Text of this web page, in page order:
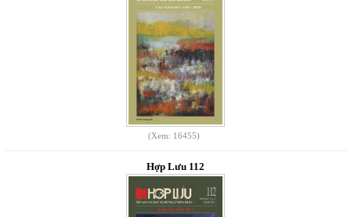
(Xem: 16455)
Hợp Lưu 112